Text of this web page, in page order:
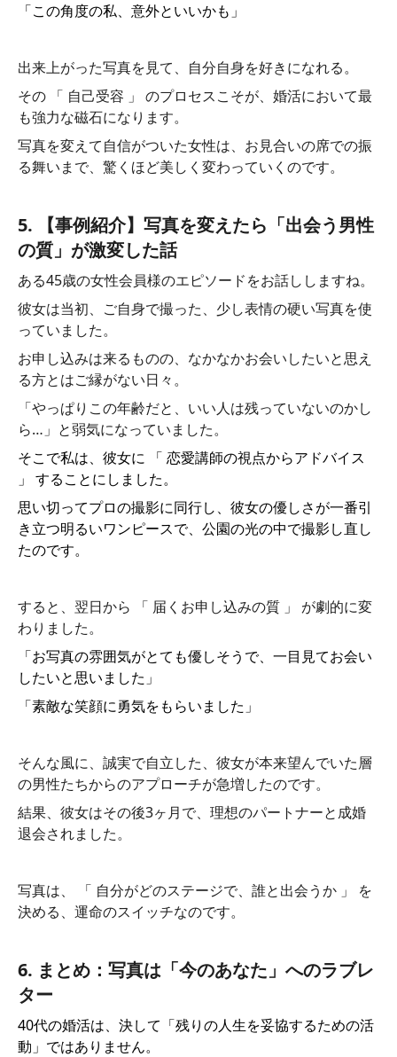
「この角度の私、意外といいかも」
出来上がった写真を見て、自分自身を好きになれる。
その 「 自己受容 」 のプロセスこそが、婚活において最
も強力な磁石になります。
写真を変えて自信がついた女性は、お見合いの席での振
る舞いまで、驚くほど美しく変わっていくのです。
5. 【事例紹介】写真を変えたら「出会う男性
の質」が激変した話
ある45歳の女性会員様のエピソードをお話ししますね。
彼女は当初、ご自身で撮った、少し表情の硬い写真を使
っていました。
お申し込みは来るものの、なかなかお会いしたいと思え
る方とはご縁がない日々。
「やっぱりこの年齢だと、いい人は残っていないのかし
ら…」と弱気になっていました。
そこで私は、彼女に 「 恋愛講師の視点からアドバイス
」 することにしました。
思い切ってプロの撮影に同行し、彼女の優しさが一番引
き立つ明るいワンピースで、公園の光の中で撮影し直し
たのです。
すると、翌日から 「 届くお申し込みの質 」 が劇的に変
わりました。
「お写真の雰囲気がとても優しそうで、一目見てお会い
したいと思いました」
「素敵な笑顔に勇気をもらいました」
そんな風に、誠実で自立した、彼女が本来望んでいた層
の男性たちからのアプローチが急増したのです。
結果、彼女はその後3ヶ月で、理想のパートナーと成婚
退会されました。
写真は、 「 自分がどのステージで、誰と出会うか 」 を
決める、運命のスイッチなのです。
6. まとめ：写真は「今のあなた」へのラブレ
ター
40代の婚活は、決して「残りの人生を妥協するための活
動」ではありません。